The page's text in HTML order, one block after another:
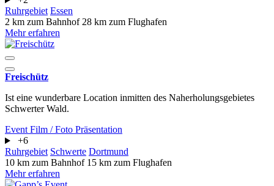
Ruhrgebiet Essen
2 km zum Bahnhof 28 km zum Flughafen
Mehr erfahren
Freischütz
Ist eine wunderbare Location inmitten des Naherholungsgebietes
Schwerter Wald.
Event Film / Foto Präsentation
+6
Ruhrgebiet Schwerte Dortmund
10 km zum Bahnhof 15 km zum Flughafen
Mehr erfahren